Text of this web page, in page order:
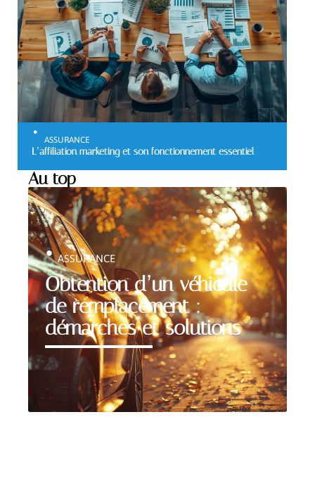
ASSURANCE
L’affiliation marketing et son fonctionnement essentiel
Au top
Obtention d’un véhicule
de remplacement :
démarches et solutions
ASSURANCE